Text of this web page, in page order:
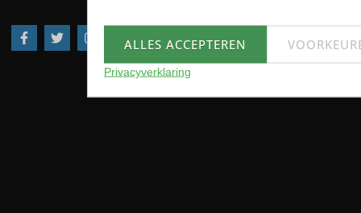
ALLES ACCEPTEREN
Privacyverklaring